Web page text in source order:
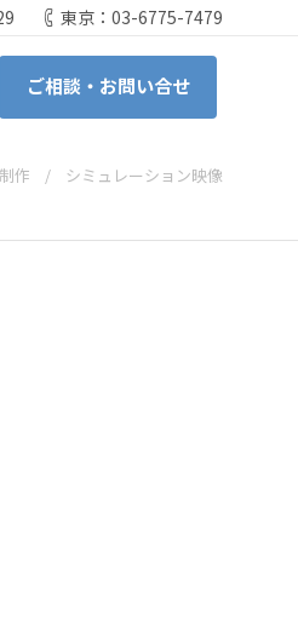
東京：03-6775-7479
ご相談・お問い合せ
作 シミュレーション映像